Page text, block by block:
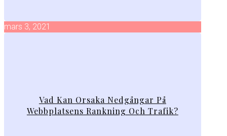
mars 3, 2021
Vad Kan Orsaka Nedgångar På
Webbplatsens Rankning Och Trafik?